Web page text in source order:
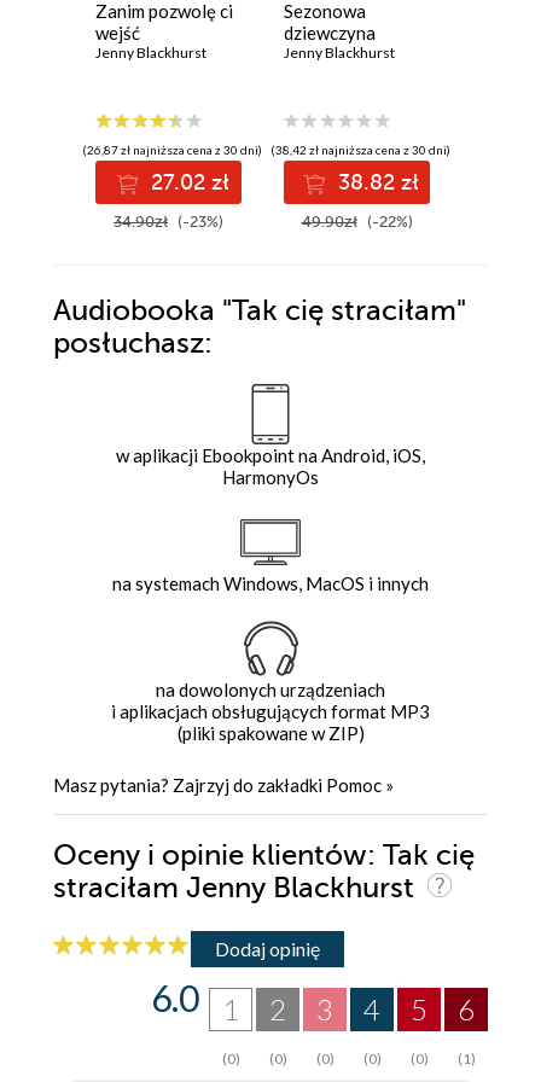
Zanim pozwolę ci
wejść
Jenny Blackhurst
(26,87 zł najniższa cena z 30 dni)
27.02 zł
34.90zł (-23%)
Sezonowa
dziewczyna
Jenny Blackhurst
(38,42 zł najniższa cena z 30 dni)
38.82 zł
49.90zł (-22%)
Audiobooka "Tak cię straciłam"
posłuchasz:
w aplikacji Ebookpoint na Android, iOS,
HarmonyOs
na systemach Windows, MacOS i innych
na dowolonych urządzeniach
i aplikacjach obsługujących format MP3
(pliki spakowane w ZIP)
Masz pytania? Zajrzyj do zakładki Pomoc »
Oceny i opinie klientów: Tak cię
straciłam Jenny Blackhurst
Dodaj opinię
6
(1)
5
(0)
4
(0)
3
(0)
2
(0)
1
(0)
6.0